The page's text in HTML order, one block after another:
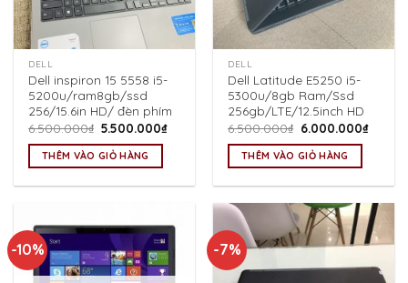
DELL
Dell inspiron 15 5558 i5-
5200u/ram8gb/ssd
256/15.6in HD/ đèn phím
6.500.000₫ Giá
là:
6.500.000₫.
5.500.000₫Giá
THÊM VÀO GIỎ HÀNG
DELL
Dell Latitude E5250 i5-
5300u/8gb Ram/Ssd
256gb/LTE/12.5inch HD
6.500.000₫ Giá
là:
6.500.000₫.
6.000.000₫Giá
THÊM VÀO GIỎ HÀNG
-10% -7%